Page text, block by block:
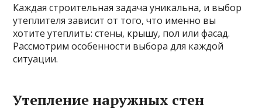
Каждая строительная задача уникальна, и выбор
утеплителя зависит от того, что именно вы
хотите утеплить: стены, крышу, пол или фасад.
Рассмотрим особенности выбора для каждой
ситуации.
Утепление наружных стен